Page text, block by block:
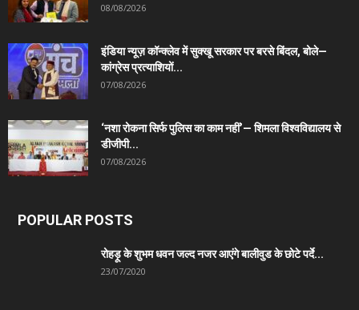
08/08/2026
इंडिया न्यूज़ कॉन्क्लेव में सुक्खू सरकार पर बरसे बिंदल, बोले—
कांग्रेस प्रत्याशियों...
07/08/2026
‘नशा रोकना सिर्फ पुलिस का काम नहीं’— शिमला विश्वविद्यालय से
डीजीपी...
07/08/2026
POPULAR POSTS
रोहड़ू के शुभम धवन जल्द नजर आएंगे बालीवुड के छोटे पर्दे...
23/07/2020